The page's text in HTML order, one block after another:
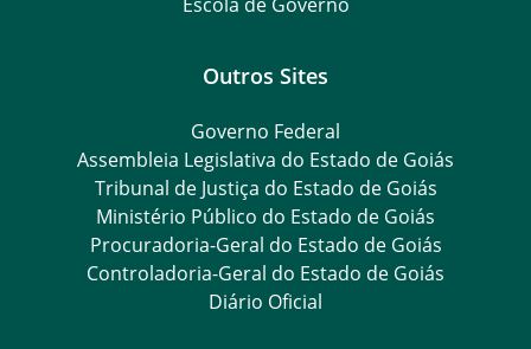
Outros Sites
Governo Federal
Assembleia Legislativa do Estado de Goiás
Tribunal de Justiça do Estado de Goiás
Ministério Público do Estado de Goiás
Procuradoria-Geral do Estado de Goiás
Controladoria-Geral do Estado de Goiás
Diário Oficial